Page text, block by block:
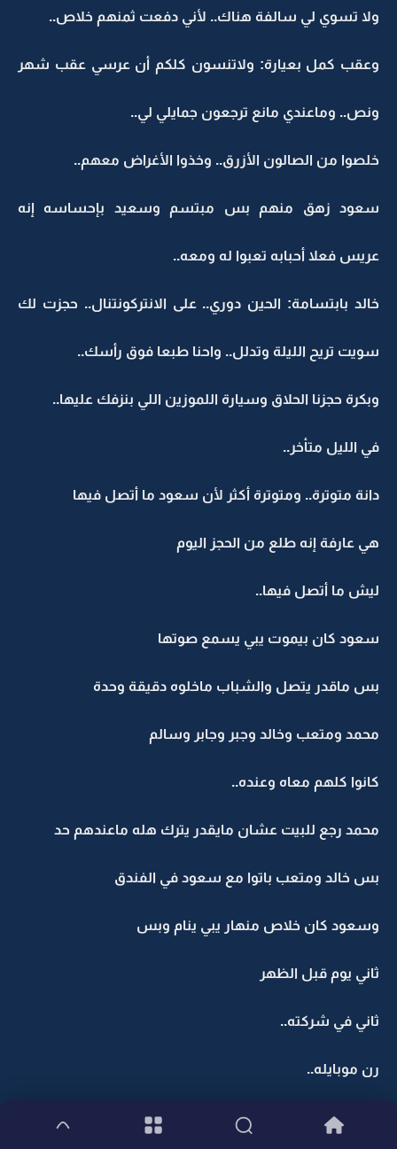
ولا تسوي لي سالفة هناك.. لأني دفعت ثمنهم خلاص..
وعقب كمل بعيارة: ولاتنسون كلكم أن عرسي عقب شهر
ونص.. وماعندي مانع ترجعون جمايلي لي..
خلصوا من الصالون الأزرق.. وخذوا الأغراض معهم..
سعود زهق منهم بس مبتسم وسعيد بإحساسه إنه
عريس فعلا أحبابه تعبوا له ومعه..
خالد بابتسامة: الحين دوري.. على الانتركونتنال.. حجزت لك
سويت تريح الليلة وتدلل.. واحنا طبعا فوق رأسك..
وبكرة حجزنا الحلاق وسيارة اللموزين اللي بنزفك عليها..
في الليل متأخر..
دانة متوترة.. ومتوترة أكثر لأن سعود ما أتصل فيها
هي عارفة إنه طلع من الحجز اليوم
ليش ما أتصل فيها..
سعود كان بيموت يبي يسمع صوتها
بس ماقدر يتصل والشباب ماخلوه دقيقة وحدة
محمد ومتعب وخالد وجبر وجابر وسالم
كانوا كلهم معاه وعنده..
محمد رجع للبيت عشان مايقدر يترك هله ماعندهم حد
بس خالد ومتعب باتوا مع سعود في الفندق
وسعود كان خلاص منهار يبي ينام وبس
ثاني يوم قبل الظهر
ثاني في شركته..
رن موبايله..
ابتسم ورد: هلا والله